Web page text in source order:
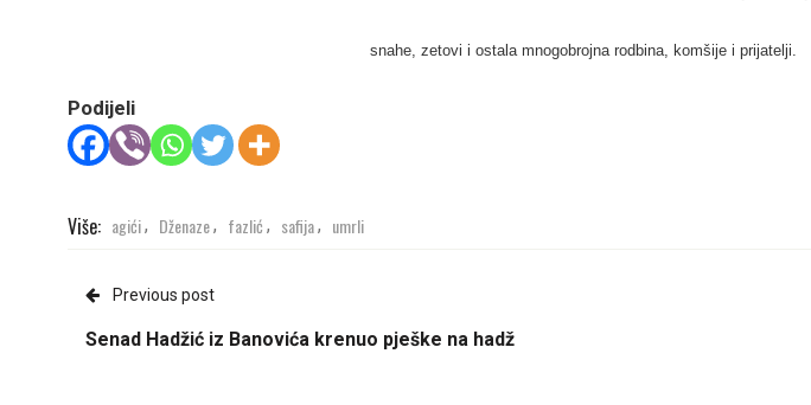
snahe, zetovi i ostala mnogobrojna rodbina, komšije i prijatelji.
Podijeli
Više: agići, Dženaze, fazlić , safija, umrli
Previous post
Senad Hadžić iz Banovića krenuo pješke na hadž